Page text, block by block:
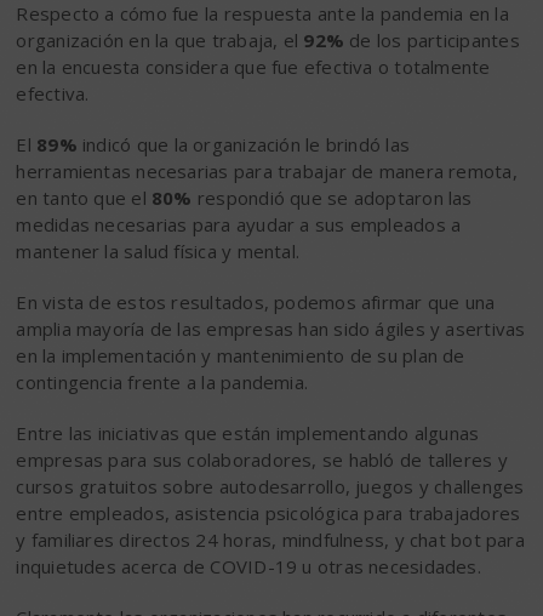
Respecto a cómo fue la respuesta ante la pandemia en la
organización en la que trabaja, el 92% de los participantes
en la encuesta considera que fue efectiva o totalmente
efectiva.
El 89% indicó que la organización le brindó las
herramientas necesarias para trabajar de manera remota,
en tanto que el 80% respondió que se adoptaron las
medidas necesarias para ayudar a sus empleados a
mantener la salud física y mental.
En vista de estos resultados, podemos afirmar que una
amplia mayoría de las empresas han sido ágiles y asertivas
en la implementación y mantenimiento de su plan de
contingencia frente a la pandemia.
Entre las iniciativas que están implementando algunas
empresas para sus colaboradores, se habló de talleres y
cursos gratuitos sobre autodesarrollo, juegos y challenges
entre empleados, asistencia psicológica para trabajadores
y familiares directos 24 horas, mindfulness, y chat bot para
inquietudes acerca de COVID-19 u otras necesidades.